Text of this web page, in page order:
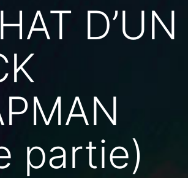
D’UN
partie)